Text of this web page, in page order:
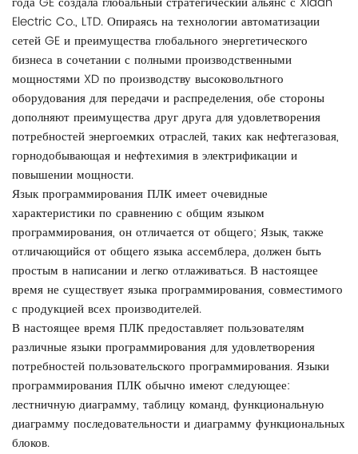
Electric Co., LTD. Опираясь на технологии автоматизации
сетей GE и преимущества глобального энергетического
бизнеса в сочетании с полными производственными
мощностями XD по производству высоковольтного
оборудования для передачи и распределения, обе стороны
дополняют преимущества друг друга для удовлетворения
потребностей энергоемких отраслей, таких как нефтегазовая,
горнодобывающая и нефтехимия в электрификации и
повышении мощности.
Язык программирования ПЛК имеет очевидные
характеристики по сравнению с общим языком
программирования, он отличается от общего; Язык, также
отличающийся от общего языка ассемблера, должен быть
простым в написании и легко отлаживаться. В настоящее
время не существует языка программирования, совместимого
с продукцией всех производителей.
В настоящее время ПЛК предоставляет пользователям
различные языки программирования для удовлетворения
потребностей пользовательского программирования. Языки
программирования ПЛК обычно имеют следующее:
лестничную диаграмму, таблицу команд, функциональную
диаграмму последовательности и диаграмму функциональных
блоков.